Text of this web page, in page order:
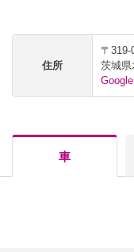
住所
〒319-
茨城県
車